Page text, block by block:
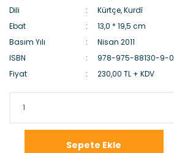
Dili
Kürtçe, Kurdî
Ebat
13,0 * 19,5 cm
Basım Yılı
Nisan 2011
ISBN
978-975-88130-9-0
Fiyat
230,00 TL + KDV
Sepete Ekle